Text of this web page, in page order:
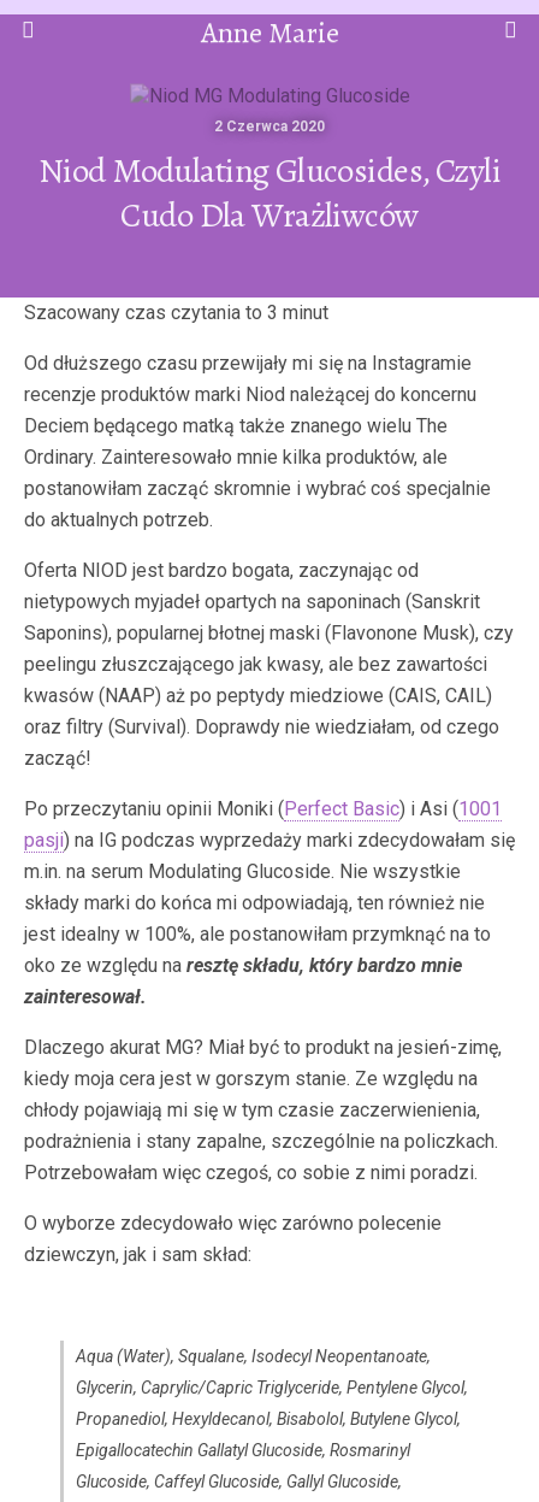
Anne Marie
2 Czerwca 2020
Niod Modulating Glucosides, Czyli
Cudo Dla Wrażliwców
Od dłuższego czasu przewijały mi się na Instagramie
recenzje produktów marki Niod należącej do koncernu
Deciem będącego matką także znanego wielu The
Ordinary. Zainteresowało mnie kilka produktów, ale
postanowiłam zacząć skromnie i wybrać coś specjalnie
do aktualnych potrzeb.
Oferta NIOD jest bardzo bogata, zaczynając od
nietypowych myjadeł opartych na saponinach (Sanskrit
Saponins), popularnej błotnej maski (Flavonone Musk), czy
peelingu złuszczającego jak kwasy, ale bez zawartości
kwasów (NAAP) aż po peptydy miedziowe (CAIS, CAIL)
oraz filtry (Survival). Doprawdy nie wiedziałam, od czego
zacząć!
Po przeczytaniu opinii Moniki (Perfect Basic) i Asi (1001
pasji) na IG podczas wyprzedaży marki zdecydowałam się
m.in. na serum Modulating Glucoside. Nie wszystkie
składy marki do końca mi odpowiadają, ten również nie
jest idealny w 100%, ale postanowiłam przymknąć na to
oko ze względu na resztę składu, który bardzo mnie
zainteresował.
Dlaczego akurat MG? Miał być to produkt na jesień-zimę,
kiedy moja cera jest w gorszym stanie. Ze względu na
chłody pojawiają mi się w tym czasie zaczerwienienia,
podrażnienia i stany zapalne, szczególnie na policzkach.
Potrzebowałam więc czegoś, co sobie z nimi poradzi.
O wyborze zdecydowało więc zarówno polecenie
dziewczyn, jak i sam skład:
Aqua (Water), Squalane, Isodecyl Neopentanoate,
Glycerin, Caprylic/Capric Triglyceride, Pentylene Glycol,
Propanediol, Hexyldecanol, Bisabolol, Butylene Glycol,
Epigallocatechin Gallatyl Glucoside, Rosmarinyl
Glucoside, Caffeyl Glucoside, Gallyl Glucoside,